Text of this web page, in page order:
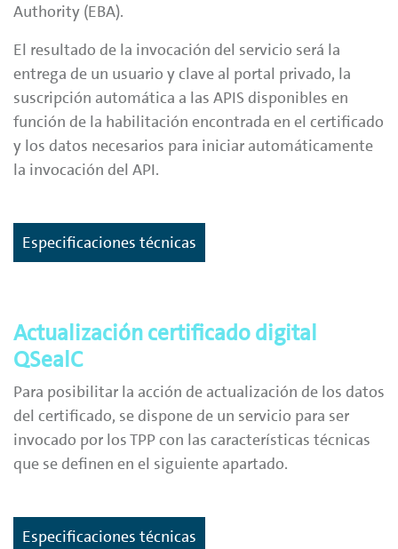
Authority (EBA).
El resultado de la invocación del servicio será la
entrega de un usuario y clave al portal privado, la
suscripción automática a las APIS disponibles en
función de la habilitación encontrada en el certificado
y los datos necesarios para iniciar automáticamente
la invocación del API.
Especificaciones técnicas
Actualización certificado digital
QSealC
Para posibilitar la acción de actualización de los datos
del certificado, se dispone de un servicio para ser
invocado por los TPP con las características técnicas
que se definen en el siguiente apartado.
Especificaciones técnicas